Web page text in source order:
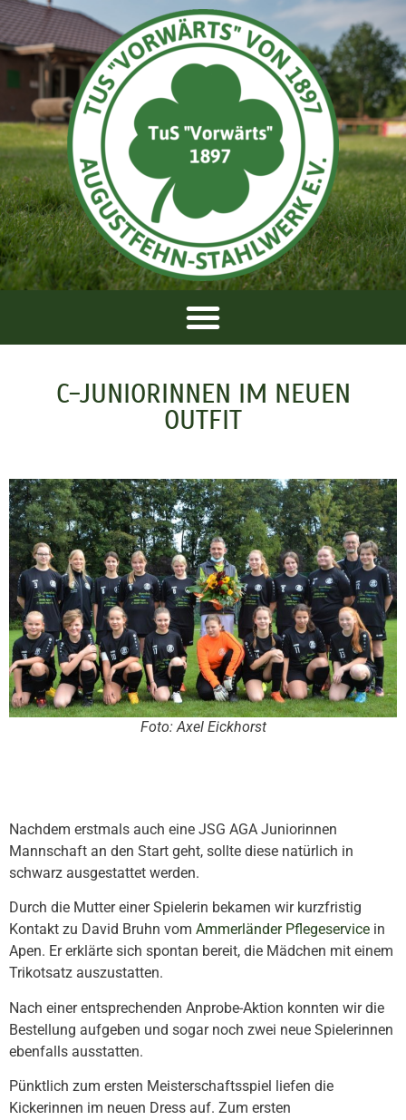
C-JUNIORINNEN IM NEUEN
OUTFIT
Foto: Axel Eickhorst
Nachdem erstmals auch eine JSG AGA Juniorinnen
Mannschaft an den Start geht, sollte diese natürlich in
schwarz ausgestattet werden.
Durch die Mutter einer Spielerin bekamen wir kurzfristig
Kontakt zu David Bruhn vom Ammerländer Pflegeservice in
Apen. Er erklärte sich spontan bereit, die Mädchen mit einem
Trikotsatz auszustatten.
Nach einer entsprechenden Anprobe-Aktion konnten wir die
Bestellung aufgeben und sogar noch zwei neue Spielerinnen
ebenfalls ausstatten.
Pünktlich zum ersten Meisterschaftsspiel liefen die
Kickerinnen im neuen Dress auf. Zum ersten